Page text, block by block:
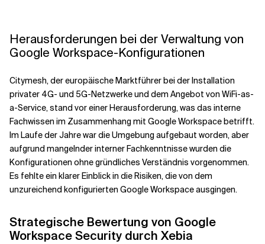
Herausforderungen bei der Verwaltung von
Google Workspace-Konfigurationen
Citymesh, der europäische Marktführer bei der Installation
privater 4G- und 5G-Netzwerke und dem Angebot von WiFi-as-
a-Service, stand vor einer Herausforderung, was das interne
Fachwissen im Zusammenhang mit Google Workspace betrifft.
Im Laufe der Jahre war die Umgebung aufgebaut worden, aber
aufgrund mangelnder interner Fachkenntnisse wurden die
Konfigurationen ohne gründliches Verständnis vorgenommen.
Es fehlte ein klarer Einblick in die Risiken, die von dem
unzureichend konfigurierten Google Workspace ausgingen.
Strategische Bewertung von Google
Workspace Security durch Xebia